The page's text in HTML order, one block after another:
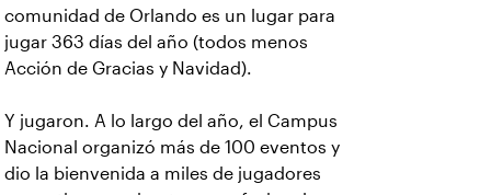
comunidad de Orlando es un lugar para
jugar 363 días del año (todos menos
Acción de Gracias y Navidad).
Y jugaron. A lo largo del año, el Campus
Nacional organizó más de 100 eventos y
dio la bienvenida a miles de jugadores